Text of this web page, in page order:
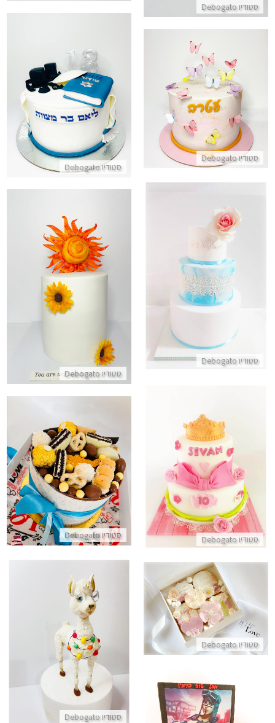
סטודיו Debogato
סטודיו Debogato
עוגת בר מצווה מעוצבת עם
התקשר/י
סטודיו Debogato
עוגה מעוצבת עם פרפרים
התקשר/י
סטודיו Debogato
עוגת חתונה כשרה
התקשר/י
סטודיו Debogato
עוגת שמש YOU ARE MY SUNSHINE
התקשר/י
סטודיו Debogato
עוגת קומות לבת
התקשר/י
סטודיו Debogato
מארז יום הולדת מתוק
התקשר/י
סטודיו Debogato
חיות עוגת למה מפוסלת מהממת
התקשר/י
סטודיו Debogato
מארז עוגיות מעוצבות ליום הולדת
התקשר/י